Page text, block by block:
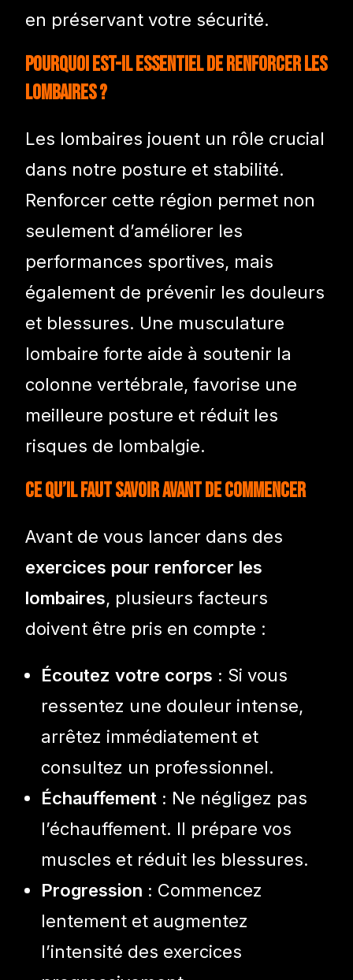
en préservant votre sécurité.
Pourquoi est-il essentiel de renforcer les
lombaires ?
Les lombaires jouent un rôle crucial
dans notre posture et stabilité.
Renforcer cette région permet non
seulement d’améliorer les
performances sportives, mais
également de prévenir les douleurs
et blessures. Une musculature
lombaire forte aide à soutenir la
colonne vertébrale, favorise une
meilleure posture et réduit les
risques de lombalgie.
Ce qu’il faut savoir avant de commencer
Avant de vous lancer dans des
exercices pour renforcer les
lombaires, plusieurs facteurs
doivent être pris en compte :
Écoutez votre corps : Si vous
ressentez une douleur intense,
arrêtez immédiatement et
consultez un professionnel.
Échauffement : Ne négligez pas
l’échauffement. Il prépare vos
muscles et réduit les blessures.
Progression : Commencez
lentement et augmentez
l’intensité des exercices